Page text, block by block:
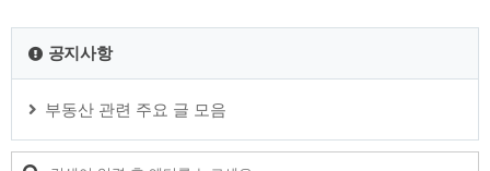
공지사항
부동산 관련 주요 글 모음